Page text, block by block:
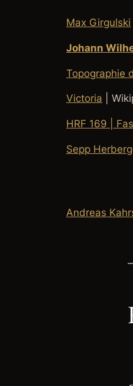
Max Girgulski
Johann
Topographie
Victoria |
HRF 169 |
Sepp
Andreas